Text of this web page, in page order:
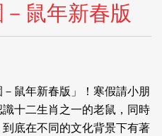
鼠年新春版
鼠年新春版」！寒假請小朋
十二生肖之一的老鼠，同時
底在不同的文化背景下有著